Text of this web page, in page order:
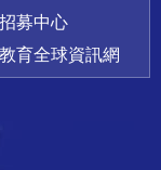
募中心
育全球資訊網